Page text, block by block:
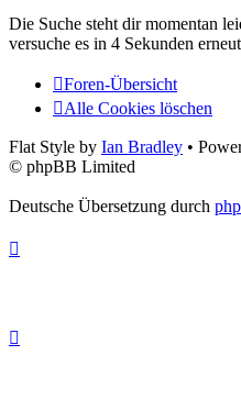
Die Suche steht dir momentan
versuche es in 4 Sekunden
Foren-Übersicht
Alle Cookies löschen
Flat Style by Ian Bradley •
© phpBB Limited
Deutsche Übersetzung durch